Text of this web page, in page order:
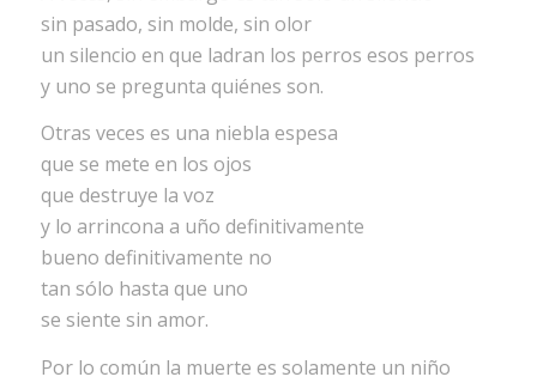
sin pasado, sin molde, sin olor
un silencio en que ladran los perros esos perros
y uno se pregunta quiénes son.
Otras veces es una niebla espesa
que se mete en los ojos
que destruye la voz
y lo arrincona a uño definitivamente
bueno definitivamente no
tan sólo hasta que uno
se siente sin amor.
Por lo común la muerte es solamente un niño